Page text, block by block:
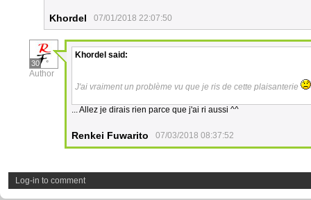
Khordel 07/01/2018 22:07:50
30
Author
Khordel said:
J'ai vraiment un problème vu que je ris de cette plaisanterie
... Allez je dirais rien parce que j'ai ri aussi ^^
Renkei Fuwarito 07/03/2018 08:37:52
Log-in to comment